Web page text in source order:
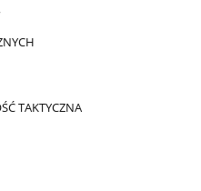
TAKTYCZNA